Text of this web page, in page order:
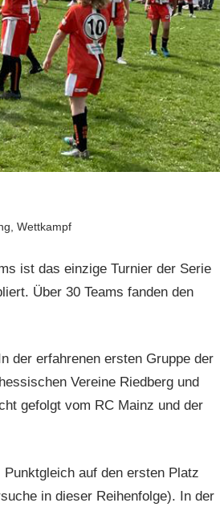
,Wettkampf
ist das einzige Turnier der Serie
Über 30 Teams fanden den
der erfahrenen ersten Gruppe der
Vereine Riedberg und
gefolgt vom RC Mainz und der
auf den ersten Platz
in dieser Reihenfolge). In der